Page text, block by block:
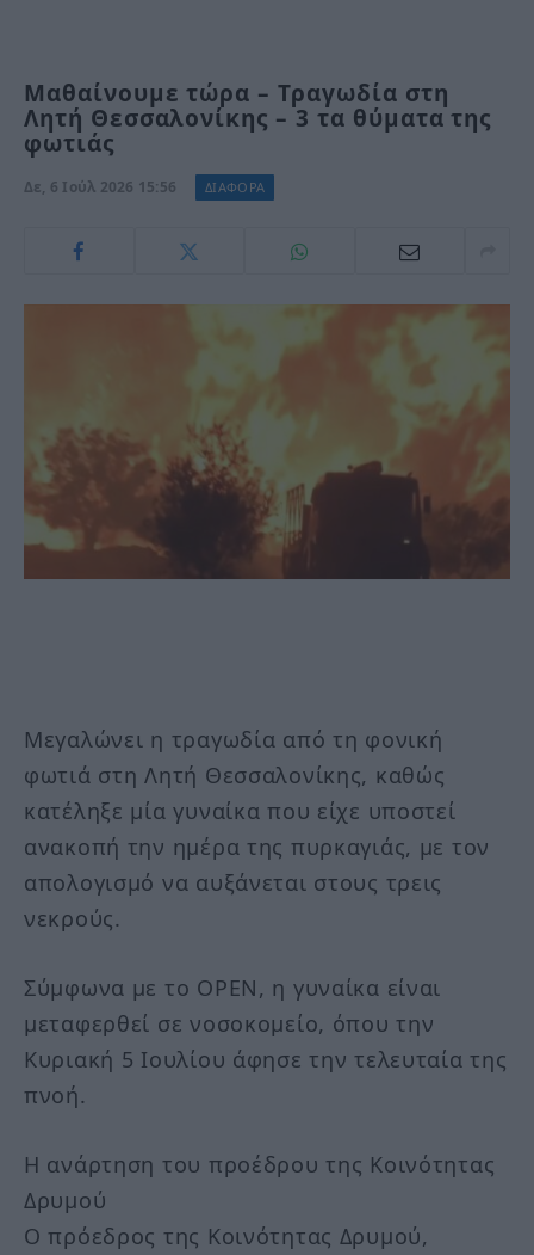
Μαθαίνουμε τώρα – Τραγωδία στη
Λητή Θεσσαλονίκης – 3 τα θύματα της
φωτιάς
Δε, 6 Ιούλ 2026 15:56 ΔΙΑΦΟΡΑ
Μεγαλώνει η τραγωδία από τη φονική
φωτιά στη Λητή Θεσσαλονίκης, καθώς
κατέληξε μία γυναίκα που είχε υποστεί
ανακοπή την ημέρα της πυρκαγιάς, με τον
απολογισμό να αυξάνεται στους τρεις
νεκρούς.
Σύμφωνα με το OPEN, η γυναίκα είναι
μεταφερθεί σε νοσοκομείο, όπου την
Κυριακή 5 Ιουλίου άφησε την τελευταία της
πνοή.
Η ανάρτηση του προέδρου της Κοινότητας
Δρυμού
Ο πρόεδρος της Κοινότητας Δρυμού,